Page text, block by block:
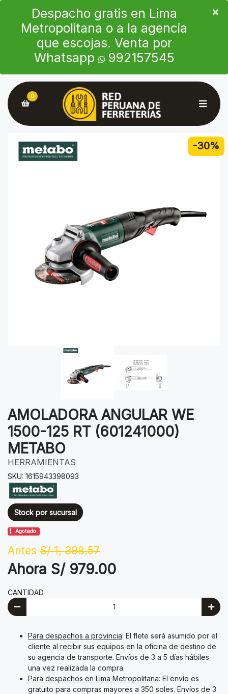
Despacho gratis en Lima
Metropolitana o a la agencia
que escojas. Venta por
Whatsapp
992157545
×
×
0
-30%
AMOLADORA ANGULAR WE
1500-125 RT (601241000)
METABO
HERRAMIENTAS
SKU: 1615943398093
Stock por sucursal
Agotado.
Antes S/ 1, 398.57
Ahora S/ 979.00
CANTIDAD
Para despachos a provincia: El flete será asumido por el
cliente al recibir sus equipos en la oficina de destino de
su agencia de transporte. Envíos de 3 a 5 días hábiles
una vez realizada la compra.
Para despachos en Lima Metropolitana: El envío es
gratuito para compras mayores a 350 soles. Envíos de 3